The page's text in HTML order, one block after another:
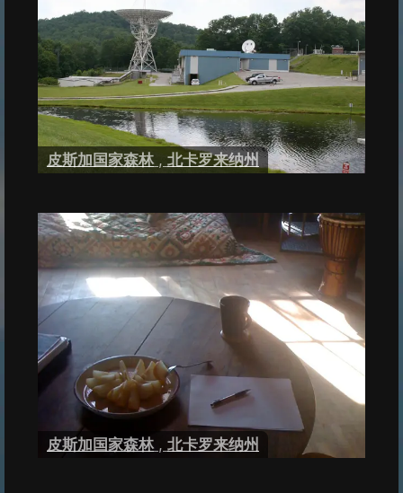
皮斯加国家森林 , 北卡罗来纳州
皮斯加国家森林 , 北卡罗来纳州